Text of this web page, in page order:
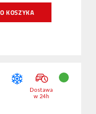
KOSZYKA
Dostawa
w 24h